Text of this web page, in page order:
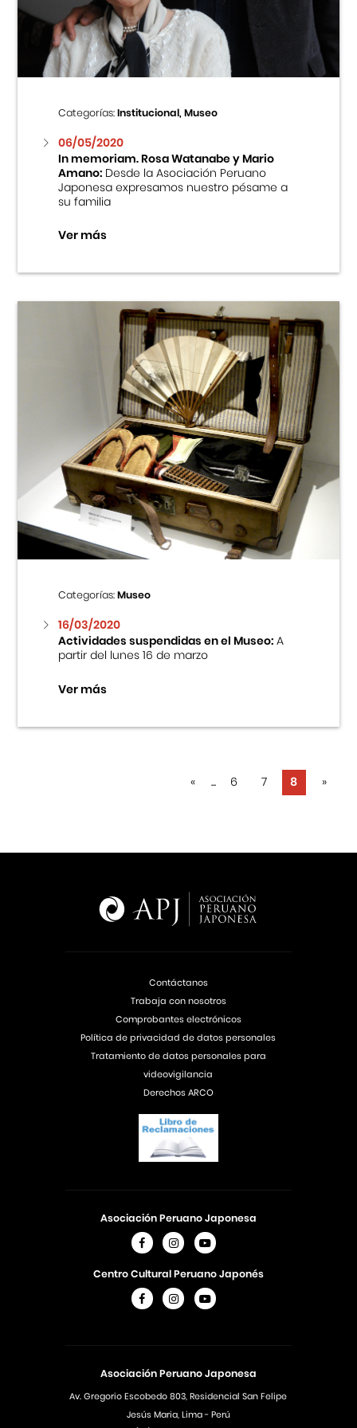
Centro Cultural Peruano Japonés
Cursos
Museo de la Inmigración Japonesa
Fondo Editorial
Teatro Peruano Japonés
Categorías:Institucional, Museo
06/05/2020
In memoriam. Rosa Watanabe y Mario
Amano:Desde la Asociación Peruano
Japonesa expresamos nuestro pésame a
su familia
Ver más
Categorías:Museo
16/03/2020
Actividades suspendidas en el Museo:A
partir del lunes 16 de marzo
Ver más
« ... 6 7 8 »
Asociación Peruano Japonesa
Av. Gregorio Escobedo 803, Residencial San Felipe
Jesús Maria, Lima - Perú
Asociación Peruano Japonesa
Centro Cultural Peruano Japonés
Contáctanos
Trabaja con nosotros
Comprobantes electrónicos
Política de privacidad de datos personales
Tratamiento de datos personales para
videovigilancia
Derechos ARCO